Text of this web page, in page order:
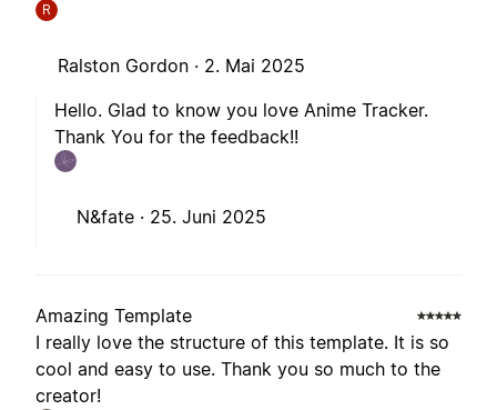
R
Ralston Gordon · 2. Mai 2025
Hello. Glad to know you love Anime Tracker.
Thank You for the feedback!!
N&fate · 25. Juni 2025
Amazing Template
I really love the structure of this template. It is so
cool and easy to use. Thank you so much to the
creator!